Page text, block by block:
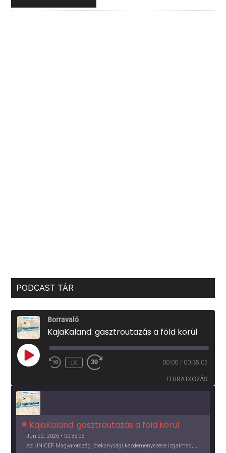
PODCAST TÁR
Borravaló
KajaKaland: gasztroutazás a föld körül
PLAY
EPISODE
1X 00:00 / 00:35:05
FELIRATKOZÁS
KajaKaland: gasztroutazás a föld körül
Jun 22, 2026 • 00:35:05
Az UNICEF Magyarország jótékonysági kezdeményezése izgalmas, egész éves világkörüli ízutazásra hív, igazi családi program és gasztroedukáció, illetve segítség a rászorulóknak is egyben.